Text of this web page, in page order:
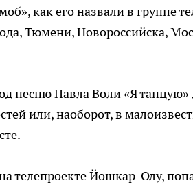
как его назвали в группе
Тюмени, Новороссийска,
песню Павла Воли «Я
или, наоборот, в
телепроекте Йошкар-Олу,